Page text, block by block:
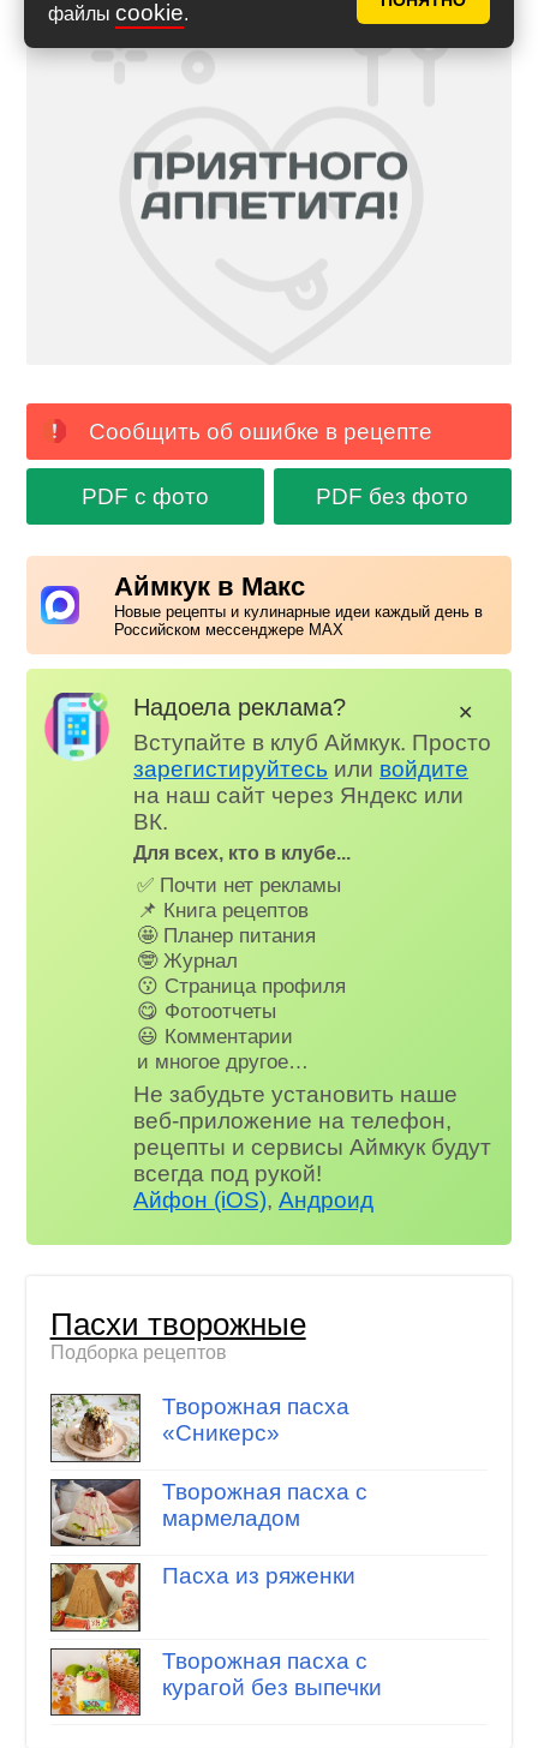
файлы cookie.
Сообщить об ошибке в рецепте
PDF с фото PDF без фото
Аймкук в Макс
Новые рецепты и кулинарные идеи каждый день в
Российском мессенджере MAX
Надоела реклама?
Вступайте в клуб Аймкук. Просто
зарегистируйтесь или войдите
на наш сайт через Яндекс или
ВК.
Для всех, кто в клубе...
✅ Почти нет рекламы
📌 Книга рецептов
🤩 Планер питания
🤓 Журнал
😗 Страница профиля
😋 Фотоотчеты
😃 Комментарии
и многое другое…
Не забудьте установить наше
веб-приложение на телефон,
рецепты и сервисы Аймкук будут
всегда под рукой!
Айфон (iOS),Андроид
✕
Пасхи творожные
Подборка рецептов
Творожная пасха
«Сникерс»
Творожная пасха с
мармеладом
Пасха из ряженки
Творожная пасха с
курагой без выпечки